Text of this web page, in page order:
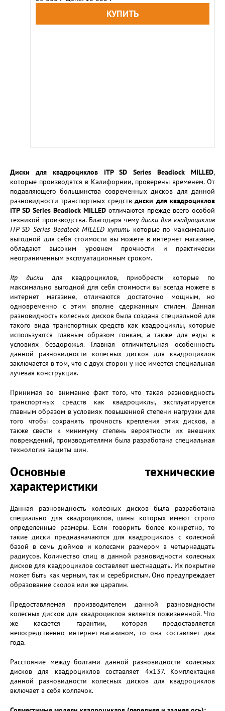
Диски для квадроциклов ITP SD Series Beadlock MILLED,
которые производятся в Калифорнии, проверены временем. От
подавляющего большинства современных дисков для данной
разновидности транспортных средствдиски для квадроциклов
ITP SD Series Beadlock MILLED отличаются прежде всего особой
техникой производства. Благодаря чему диски для квадроциклов
ITP SD Series Beadlock MILLED купить которые по максимально
выгодной для себя стоимости вы можете в интернет магазине,
обладают высоким уровнем прочности и практически
неограниченным эксплуатационным сроком.
Itp диски для квадроциклов, приобрести которые по
максимально выгодной для себя стоимости вы всегда можете в
интернет магазине, отличаются достаточно мощным, но
одновременно с этим вполне сдержанным стилем. Данная
разновидность колесных дисков была создана специальной для
такого вида транспортных средств как квадроциклы, которые
используются главным образом гонкам, а также для езды в
условиях бездорожья. Главная отличительная особенность
данной разновидности колесных дисков для квадроциклов
заключается в том, что с двух сторон у нее имеется специальная
лучевая конструкция.
Принимая во внимание факт того, что такая разновидность
транспортных средств как квадроциклы, эксплуатируется
главным образом в условиях повышенной степени нагрузки для
того чтобы сохранять прочность крепления этих дисков, а
также свести к минимуму степень вероятности их внешних
повреждений, производителями была разработана специальная
технология защиты шин.
Основные технические
характеристики
Данная разновидность колесных дисков была разработана
специально для квадроциклов, шины которых имеют строго
определенные размеры. Если говорить более конкретно, то
такие диски предназначаются для квадроциклов с колесной
базой в семь дюймов и колесами размером в четырнадцать
радиусов. Количество спиц в данной разновидности колесных
дисков для квадроциклов составляет шестнадцать. Их покрытие
может быть как черным, так и серебристым. Оно предупреждает
образование сколов или же царапин.
Предоставляемая производителем данной разновидности
колесных дисков для квадроциклов является пожизненной. Что
же касается гарантии, которая предоставляется
непосредственно интернет-магазином, то она составляет два
года.
Расстояние между болтами данной разновидности колесных
дисков для квадроциклов составляет 4х137. Комплектация
данной разновидности колесных дисков для квадроциклов
включает в себя колпачок.